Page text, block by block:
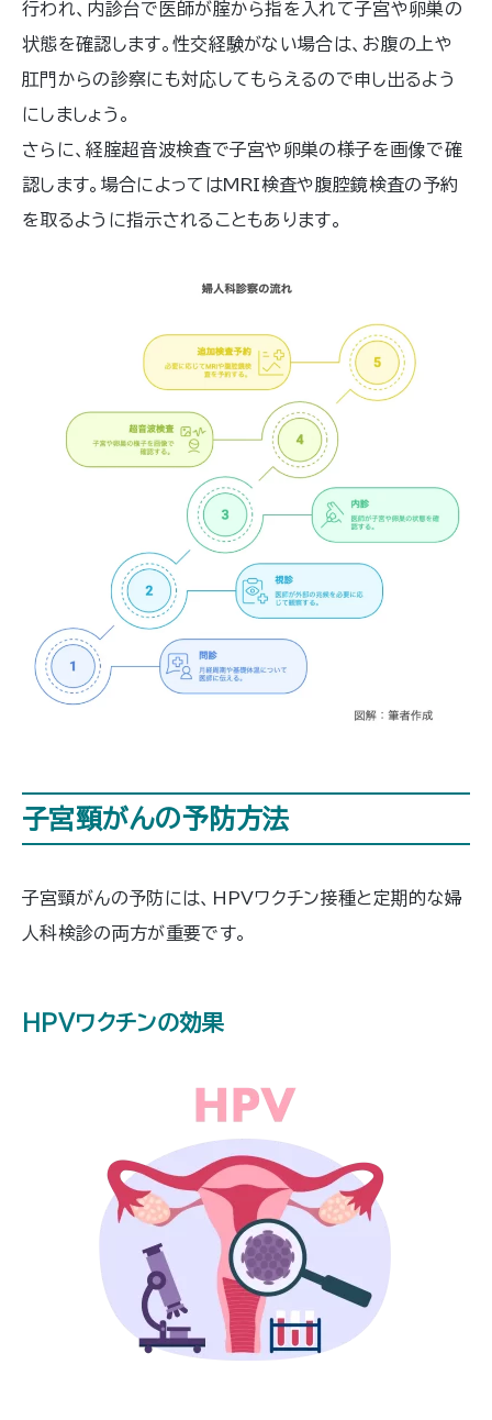
行われ、内診台で医師が腟から指を入れて子宮や卵巣の
状態を確認します。性交経験がない場合は、お腹の上や
肛門からの診察にも対応してもらえるので申し出るよう
にしましょう。
さらに、経腟超音波検査で子宮や卵巣の様子を画像で確
認します。場合によってはMRI検査や腹腔鏡検査の予約
を取るように指示されることもあります。
子宮頸がんの予防方法
子宮頸がんの予防には、HPVワクチン接種と定期的な婦
人科検診の両方が重要です。
HPVワクチンの効果